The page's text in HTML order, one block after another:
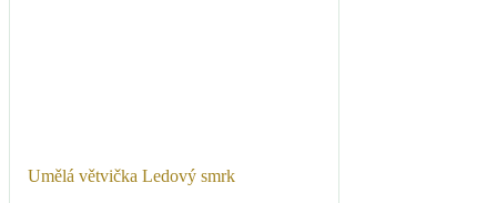
Umělá větvička Ledový smrk